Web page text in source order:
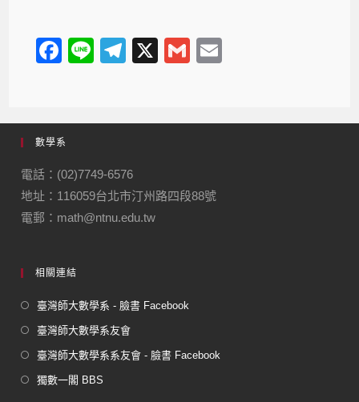
F
e
b
o
o
k
Li
T
gr
m
X
G
數學系
電話：(02)7749-6576
地址：116059台北市汀州路四段88號
電郵：math@ntnu.edu.tw
相關連結
臺灣師大數學系 - 臉書 Facebook
臺灣師大數學系友會
臺灣師大數學系系友會 - 臉書 Facebook
獨數一閣 BBS